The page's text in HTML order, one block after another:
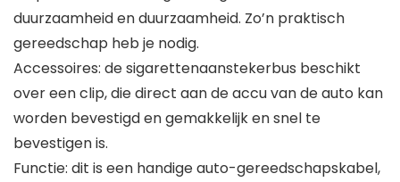
duurzaamheid en duurzaamheid. Zo’n praktisch
gereedschap heb je nodig.
Accessoires: de sigarettenaanstekerbus beschikt
over een clip, die direct aan de accu van de auto kan
worden bevestigd en gemakkelijk en snel te
bevestigen is.
Functie: dit is een handige auto-gereedschapskabel,